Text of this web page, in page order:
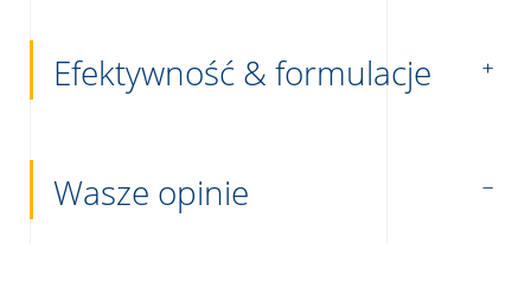
Efektywność & formulacje
Wasze opinie